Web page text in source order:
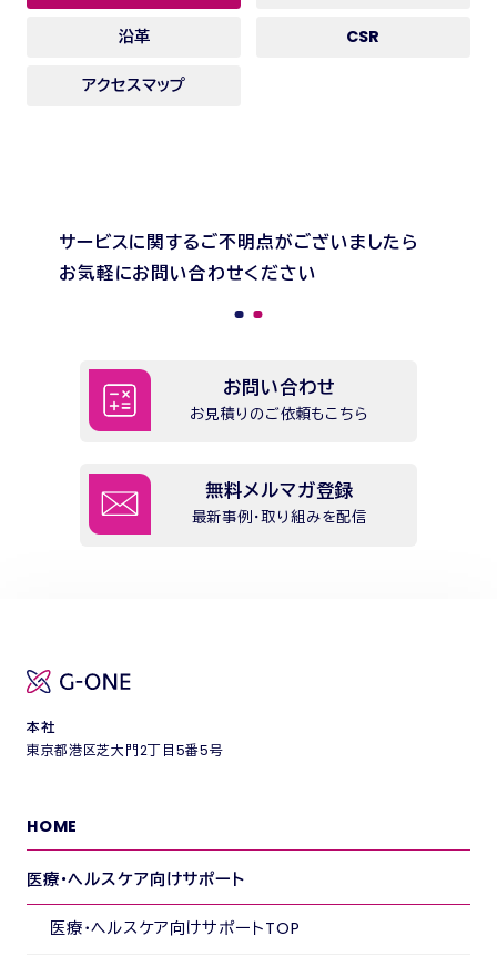
沿革 CSR
アクセスマップ
サービスに関するご不明点がございましたら
お気軽にお問い合わせください
お問い合わせ
お見積りのご依頼もこちら
無料メルマガ登録
最新事例・取り組みを配信
本社
東京都港区芝大門2丁目5番5号
HOME
医療・ヘルスケア向けサポート
医療・ヘルスケア向けサポートTOP